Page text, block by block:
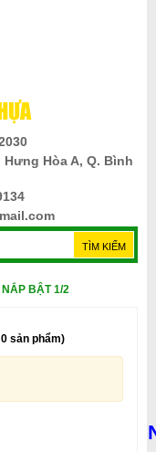
Hòa A, Q. Bình
NẮP BẬT 1/2
sản phẩm)